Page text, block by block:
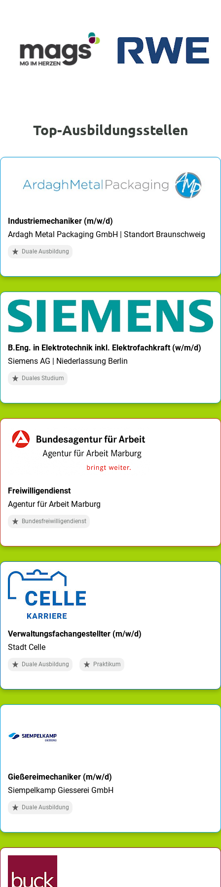
Top-Ausbildungsstellen
Industriemechaniker (m/w/d)
Ardagh Metal Packaging GmbH | Standort Braunschweig
Duale Ausbildung
B.Eng. in Elektrotechnik inkl. Elektrofachkraft (w/m/d)
Siemens AG | Niederlassung Berlin
Duales Studium
Freiwilligendienst
Agentur für Arbeit Marburg
Bundesfreiwilligendienst
Verwaltungsfachangestellter (m/w/d)
Stadt Celle
Duale Ausbildung Praktikum
Gießereimechaniker (m/w/d)
Siempelkamp Giesserei GmbH
Duale Ausbildung